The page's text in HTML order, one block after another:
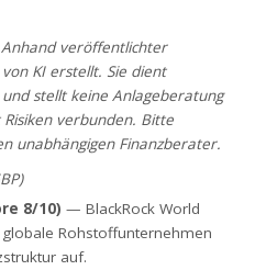
veröffentlichter
KI erstellt. Sie dient
stellt keine Anlageberatung
verbunden. Bitte
unabhängigen Finanzberater.
8/10) — BlackRock World
Rohstoffunternehmen
auf.